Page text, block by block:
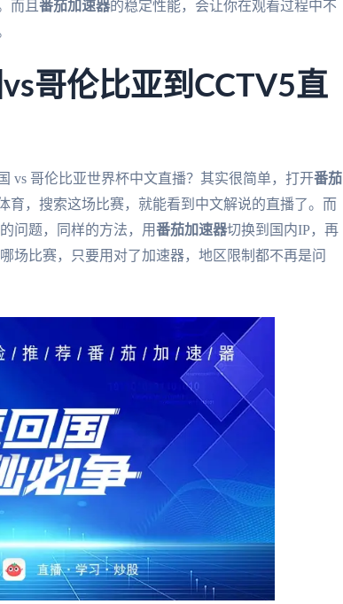
而且 番茄加速器的稳定性能，会让你在观看过程中不
哥伦比亚到CCTV5直
哥伦比亚世界杯中文直播？其实很简单，打开番茄
育，搜索这场比赛，就能看到中文解说的直播了。而
问题，同样的方法，用番茄加速器切换到国内IP，再
场比赛，只要用对了加速器，地区限制都不再是问